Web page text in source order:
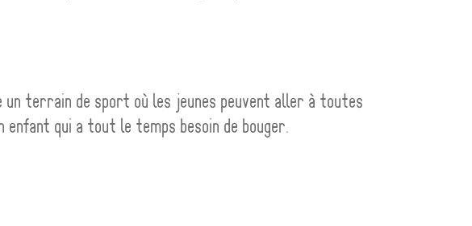
un terrain de sport où les jeunes peuvent aller à toutes
qui a tout le temps besoin de bouger.